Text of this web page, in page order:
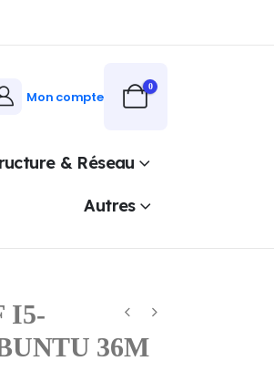
Mon compte
0
& Réseau
Autres
I5-
36M